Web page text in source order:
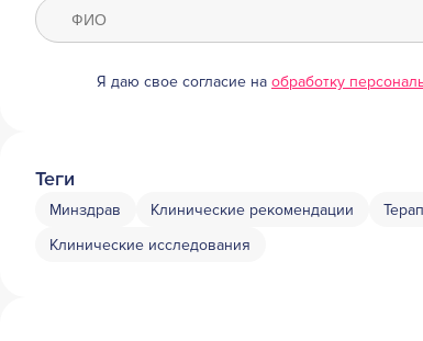
Я даю свое согласие на обработку
Теги
Минздрав Клинические рекомендации
Клинические исследования